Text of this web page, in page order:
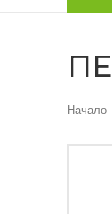
Начало